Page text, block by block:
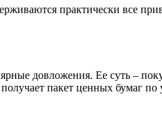
практически все
довложения. Ее суть –
пакет ценных бумаг по